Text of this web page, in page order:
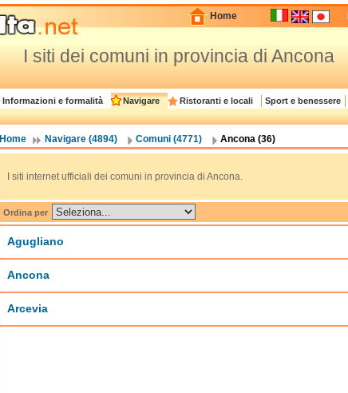
Home
I siti dei comuni in provincia di Ancona
Informazioni e formalità Navigare Ristoranti e locali Sport e benessere
Home Navigare (4894) Comuni (4771) Ancona (36)
I siti internet ufficiali dei comuni in provincia di Ancona.
Ordina per
Agugliano
Ancona
Arcevia